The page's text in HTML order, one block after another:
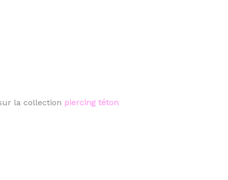
la collection piercing téton